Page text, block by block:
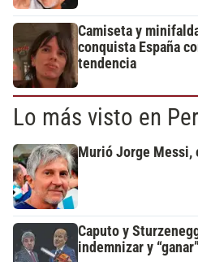
Camiseta y
conquista España
tendencia
Lo más visto en
Murió Jorge Messi,
Caputo y
indemnizar y